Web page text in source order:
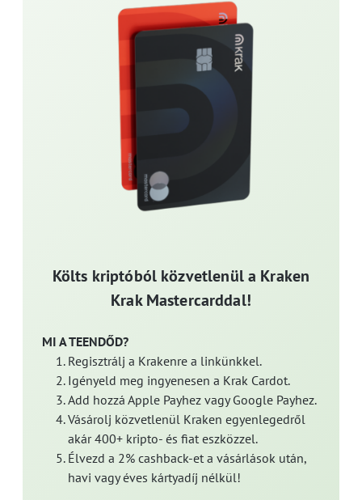
Költs kriptóból közvetlenül a Kraken
Krak Mastercarddal!
MI A TEENDŐD?
Regisztrálj a Krakenre a linkünkkel.
Igényeld meg ingyenesen a Krak Cardot.
Add hozzá Apple Payhez vagy Google Payhez.
Vásárolj közvetlenül Kraken egyenlegedről
akár 400+ kripto- és fiat eszközzel.
Élvezd a 2% cashback-et a vásárlások után,
havi vagy éves kártyadíj nélkül!